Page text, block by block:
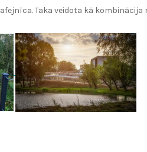
Taka veidota kā